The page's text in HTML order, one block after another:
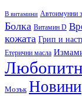
B витамини Автоимунни
Болка Витамин D
кожата Грип и
Етерични масла
Мозък Новини